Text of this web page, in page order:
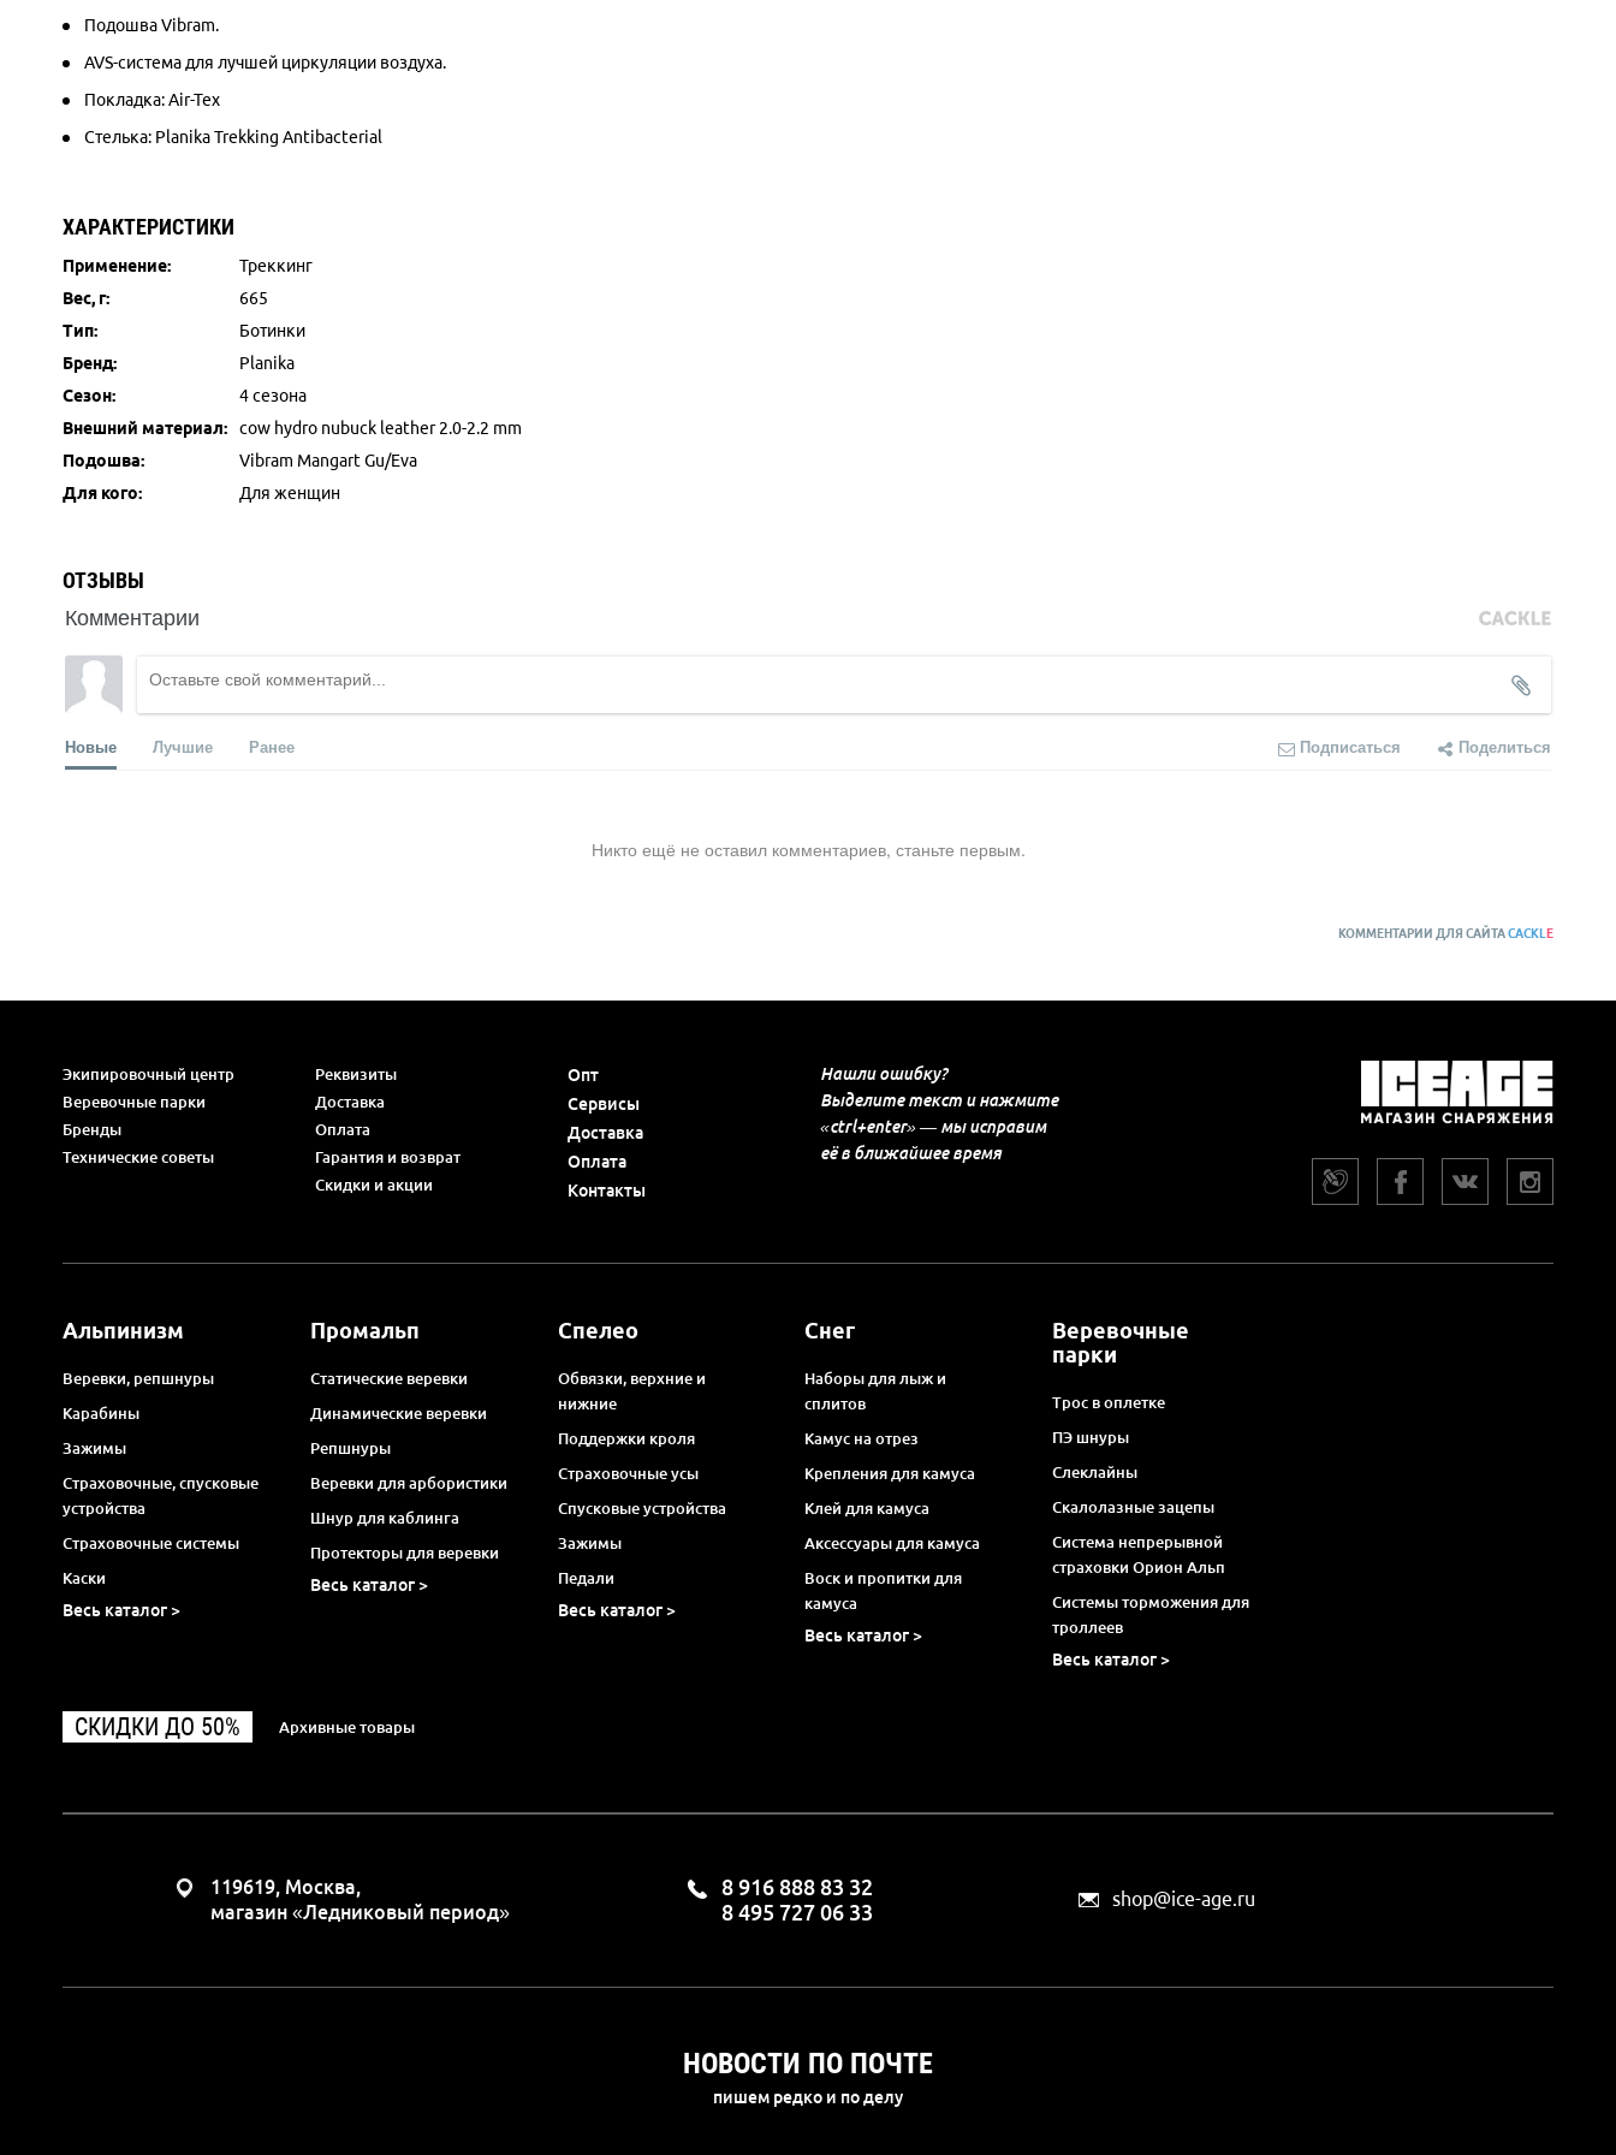
Подошва Vibram.
AVS-система для лучшей циркуляции воздуха.
Покладка: Air-Tex
Стелька: Planika Trekking Antibacterial
ХАРАКТЕРИСТИКИ
Применение:
Треккинг
Вес, г:
665
Тип:
Ботинки
Бренд:
Planika
Сезон:
4 сезона
Внешний материал:
cow hydro nubuck leather 2.0-2.2 mm
Подошва:
Vibram Mangart Gu/Eva
Для кого:
Для женщин
ОТЗЫВЫ
Комментарии
Новые Лучшие Ранее Подписаться Поделиться
Никто ещё не оставил комментариев, станьте первым.
КОММЕНТАРИИ ДЛЯ САЙТАCACKL E
Экипировочный центр
Веревочные парки
Бренды
Технические советы
Реквизиты
Доставка
Оплата
Гарантия и возврат
Скидки и акции
Опт
Сервисы
Доставка
Оплата
Контакты
Нашли ошибку?
Выделите текст и нажмите
«ctrl+enter» — мы исправим
её в ближайшее время
Альпинизм
Веревки, репшнуры
Карабины
Зажимы
Страховочные, спусковые
устройства
Страховочные системы
Каски
Весь каталог >
Промальп
Статические веревки
Динамические веревки
Репшнуры
Веревки для арбористики
Шнур для каблинга
Протекторы для веревки
Весь каталог >
Спелео
Обвязки, верхние и
нижние
Поддержки кроля
Страховочные усы
Спусковые устройства
Зажимы
Педали
Весь каталог >
Снег
Наборы для лыж и
сплитов
Камус на отрез
Крепления для камуса
Клей для камуса
Аксессуары для камуса
Воск и пропитки для
камуса
Весь каталог >
Веревочные
парки
Трос в оплетке
ПЭ шнуры
Слеклайны
Скалолазные зацепы
Система непрерывной
страховки Орион Альп
Системы торможения для
троллеев
Весь каталог >
СКИДКИ ДО 50% Архивные товары
119619, Москва,
магазин «Ледниковый период»
8 916 888 83 32
8 495 727 06 33
shop@ice-age.ru
НОВОСТИ ПО ПОЧТЕ
пишем редко и по делу